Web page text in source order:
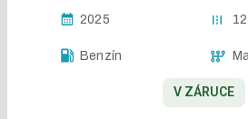
2025
Benzín
V ZÁRUCE